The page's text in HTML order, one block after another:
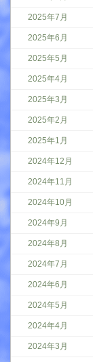
2025年7月
2025年6月
2025年5月
2025年4月
2025年3月
2025年2月
2025年1月
2024年12月
2024年11月
2024年10月
2024年9月
2024年8月
2024年7月
2024年6月
2024年5月
2024年4月
2024年3月